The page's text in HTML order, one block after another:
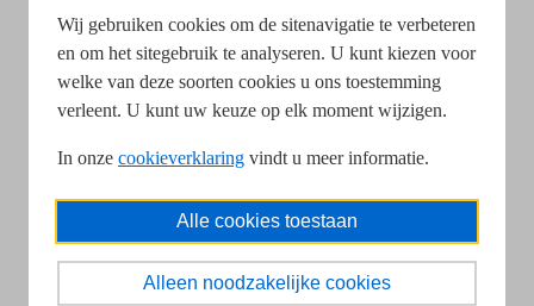
Wij gebruiken cookies om de sitenavigatie te verbeteren
en om het sitegebruik te analyseren. U kunt kiezen voor
welke van deze soorten cookies u ons toestemming
verleent. U kunt uw keuze op elk moment wijzigen.
In onze cookieverklaring vindt u meer informatie.
Alle cookies toestaan
Alleen noodzakelijke cookies